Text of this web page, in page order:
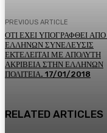
PREVIOUS ARTICLE
ΟΤΙ ΕΧΕΙ ΥΠΟΓΡΑΦΘΕΙ
ΕΛΛΗΝΩΝ ΣΥΝΕΛΕΥΣΙΣ
ΕΚΤΕΛΕΙΤΑΙ ΜΕ ΑΠΟΛΥΤΗ
ΑΚΡΙΒΕΙΑ ΣΤΗΝ ΕΛΛΗΝΩΝ
ΠΟΛΙΤΕΙΑ. 17/01/2018
RELATED ARTICLES